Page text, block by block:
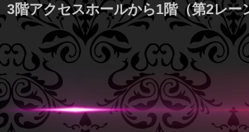
3階アクセスホールから1階（第2レー